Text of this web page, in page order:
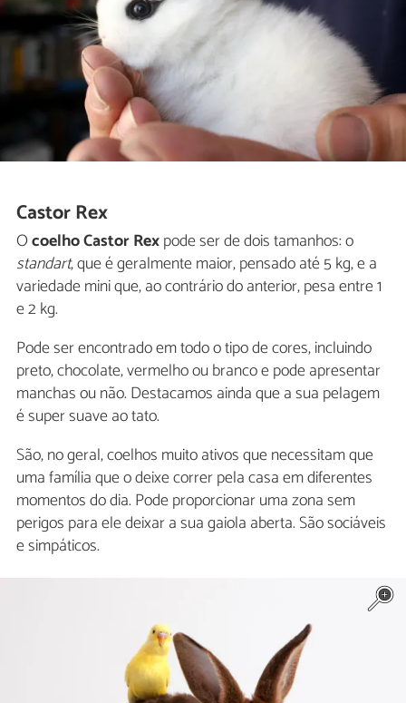
Castor Rex
Ocoelho Castor Rexpode ser de dois tamanhos: o
standart, que é geralmente maior, pensado até 5 kg, e a
variedade mini que, ao contrário do anterior, pesa entre 1
e 2 kg.
Pode ser encontrado em todo o tipo de cores, incluindo
preto, chocolate, vermelho ou branco e pode apresentar
manchas ou não. Destacamos ainda que a sua pelagem
é super suave ao tato.
São, no geral, coelhos muito ativos que necessitam que
uma família que o deixe correr pela casa em diferentes
momentos do dia. Pode proporcionar uma zona sem
perigos para ele deixar a sua gaiola aberta. São sociáveis
e simpáticos.